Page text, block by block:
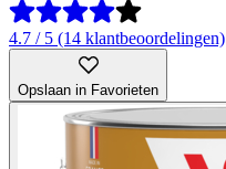
4.7 / 5 (14 klantbeoordelingen)
Opslaan in Favorieten